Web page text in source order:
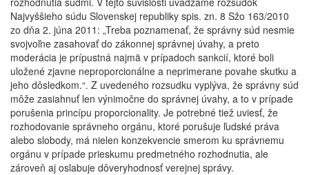
Najvyššieho súdu Slovenskej republiky spis. zn. 8 Sžo 163/2010
zo dňa 2. júna 2011: „Treba poznamenať, že správny súd nesmie
svojvoľne zasahovať do zákonnej správnej úvahy, a preto
moderácia je prípustná najmä v prípadoch sankcií, ktoré boli
uložené zjavne neproporcionálne a neprimerane povahe skutku a
jeho dôsledkom.“. Z uvedeného rozsudku vyplýva, že správny súd
môže zasiahnuť len výnimočne do správnej úvahy, a to v prípade
porušenia princípu proporcionality. Je potrebné tiež uviesť, že
rozhodovanie správneho orgánu, ktoré porušuje ľudské práva
alebo slobody, má nielen konzekvencie smerom ku správnemu
orgánu v prípade prieskumu predmetného rozhodnutia, ale
zároveň aj oslabuje dôveryhodnosť verejnej správy.